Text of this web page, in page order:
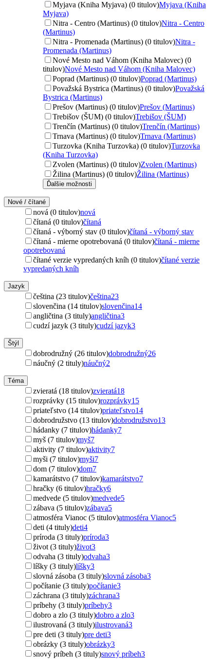
Myjava (Kniha Myjava) (0 titulov)Myjava (Kniha
Myjava)
Nitra - Centro (Martinus) (0 titulov)Nitra - Centro
(Martinus)
Nitra - Promenada (Martinus) (0 titulov)Nitra -
Promenada (Martinus)
Nové Mesto nad Váhom (Kniha Malovec) (0
titulov)Nové Mesto nad Váhom (Kniha Malovec)
Poprad (Martinus) (0 titulov)Poprad (Martinus)
Považská Bystrica (Martinus) (0 titulov)Považská
Bystrica (Martinus)
Prešov (Martinus) (0 titulov)Prešov (Martinus)
Trebišov (ŠUM) (0 titulov)Trebišov (ŠUM)
Trenčín (Martinus) (0 titulov)Trenčín (Martinus)
Trnava (Martinus) (0 titulov)Trnava (Martinus)
Turzovka (Kniha Turzovka) (0 titulov)Turzovka
(Kniha Turzovka)
Zvolen (Martinus) (0 titulov)Zvolen (Martinus)
Žilina (Martinus) (0 titulov)Žilina (Martinus)
Ďalšie možnosti
Nové / čítané
nová (0 titulov)nová
čítaná (0 titulov)čítaná
čítaná - výborný stav (0 titulov)čítaná - výborný stav
čítaná - mierne opotrebovaná (0 titulov)čítaná - mierne
opotrebovaná
čítané verzie vypredaných kníh (0 titulov)čítané verzie
vypredaných kníh
Jazyk
čeština (23 titulov)čeština23
slovenčina (14 titulov)slovenčina14
angličtina (3 tituly)angličtina3
cudzí jazyk (3 tituly)cudzí jazyk3
Štýl
dobrodružný (26 titulov)dobrodružný26
náučný (2 tituly)náučný2
Téma
zvieratá (18 titulov)zvieratá18
rozprávky (15 titulov)rozprávky15
priateľstvo (14 titulov)priateľstvo14
dobrodružstvo (13 titulov)dobrodružstvo13
hádanky (7 titulov)hádanky7
myš (7 titulov)myš7
aktivity (7 titulov)aktivity7
myši (7 titulov)myši7
dom (7 titulov)dom7
kamarátstvo (7 titulov)kamarátstvo7
hračky (6 titulov)hračky6
medvede (5 titulov)medvede5
zábava (5 titulov)zábava5
atmosféra Vianoc (5 titulov)atmosféra Vianoc5
deti (4 tituly)deti4
príroda (3 tituly)príroda3
život (3 tituly)život3
odvaha (3 tituly)odvaha3
líšky (3 tituly)líšky3
slovná zásoba (3 tituly)slovná zásoba3
počítanie (3 tituly)počítanie3
záchrana (3 tituly)záchrana3
príbehy (3 tituly)príbehy3
dobro a zlo (3 tituly)dobro a zlo3
ilustrovaná (3 tituly)ilustrovaná3
pre deti (3 tituly)pre deti3
obrázky (3 tituly)obrázky3
snový príbeh (3 tituly)snový príbeh3